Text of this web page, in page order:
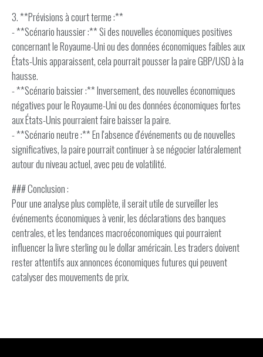
3. **Prévisions à court terme :**
- **Scénario haussier :** Si des nouvelles économiques positives
concernant le Royaume-Uni ou des données économiques faibles aux
États-Unis apparaissent, cela pourrait pousser la paire GBP/USD à la
hausse.
- **Scénario baissier :** Inversement, des nouvelles économiques
négatives pour le Royaume-Uni ou des données économiques fortes
aux États-Unis pourraient faire baisser la paire.
- **Scénario neutre :** En l'absence d'événements ou de nouvelles
significatives, la paire pourrait continuer à se négocier latéralement
autour du niveau actuel, avec peu de volatilité.
### Conclusion :
Pour une analyse plus complète, il serait utile de surveiller les
événements économiques à venir, les déclarations des banques
centrales, et les tendances macroéconomiques qui pourraient
influencer la livre sterling ou le dollar américain. Les traders doivent
rester attentifs aux annonces économiques futures qui peuvent
catalyser des mouvements de prix.